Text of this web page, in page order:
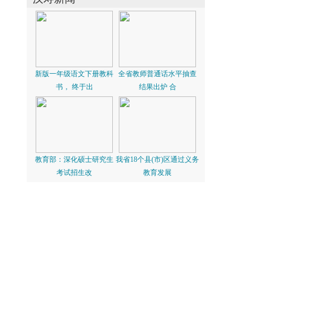
新版一年级语文下册教科
书， 终于出
全省教师普通话水平抽查
结果出炉 合
教育部：深化硕士研究生
考试招生改
我省18个县(市)区通过义务
教育发展